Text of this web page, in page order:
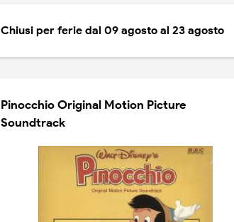
Chiusi per ferie dal 09 agosto al 23 agosto
Pinocchio Original Motion Picture
Soundtrack